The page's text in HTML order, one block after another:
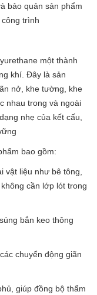
bảo quản sản phẩm
trình
một thành
khí. Đây là sản
nở, khe tường, khe
nhau trong và ngoài
nhẹ của kết cấu,
bao gồm:
vật liệu như bê tông,
cần lớp lót trong
bắn keo thông
chuyển động giãn
giúp đồng bộ thẩm